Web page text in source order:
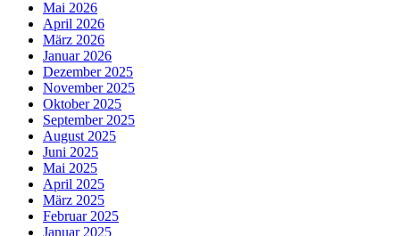
Mai 2026
April 2026
März 2026
Januar 2026
Dezember 2025
November 2025
Oktober 2025
September 2025
August 2025
Juni 2025
Mai 2025
April 2025
März 2025
Februar 2025
Januar 2025